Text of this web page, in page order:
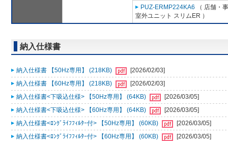
PUZ-ERMP224KA6 （ 店舗・
室外ユニット スリムER ）
納入仕様書
納入仕様書 【50Hz専用】 (218KB)
[2026/02/03]
納入仕様書 【60Hz専用】 (218KB)
[2026/02/03]
納入仕様書<下吸込仕様> 【50Hz専用】 (64KB)
[2026/03/05]
納入仕様書<下吸込仕様> 【60Hz専用】 (64KB)
[2026/03/05]
納入仕様書<ﾛﾝｸﾞﾗｲﾌﾌｨﾙﾀｰ付> 【50Hz専用】 (60KB)
[2026/03/05]
納入仕様書<ﾛﾝｸﾞﾗｲﾌﾌｨﾙﾀｰ付> 【60Hz専用】 (60KB)
[2026/03/05]